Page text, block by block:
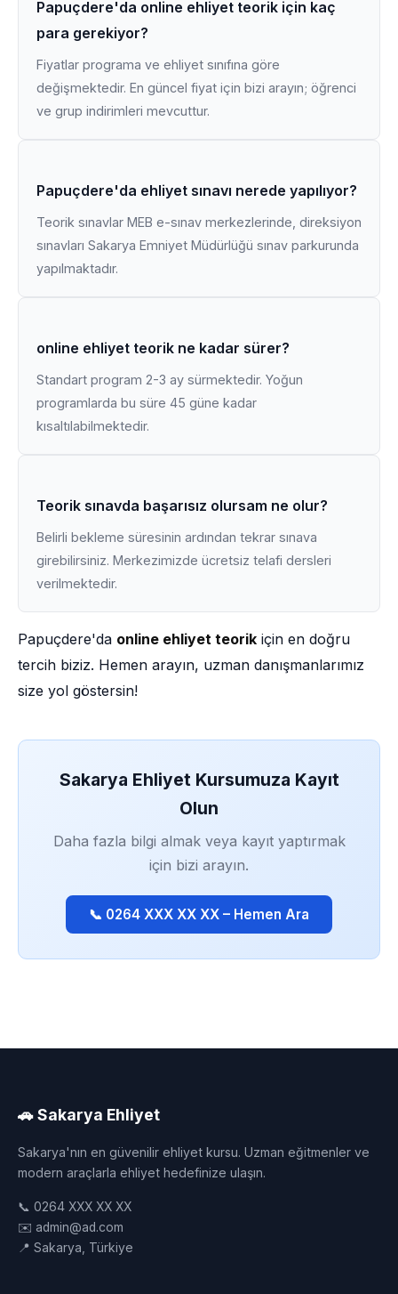
Papuçdere'da online ehliyet teorik için kaç
para gerekiyor?
Fiyatlar programa ve ehliyet sınıfına göre
değişmektedir. En güncel fiyat için bizi arayın; öğrenci
ve grup indirimleri mevcuttur.
Papuçdere'da ehliyet sınavı nerede yapılıyor?
Teorik sınavlar MEB e-sınav merkezlerinde, direksiyon
sınavları Sakarya Emniyet Müdürlüğü sınav parkurunda
yapılmaktadır.
online ehliyet teorik ne kadar sürer?
Standart program 2-3 ay sürmektedir. Yoğun
programlarda bu süre 45 güne kadar
kısaltılabilmektedir.
Teorik sınavda başarısız olursam ne olur?
Belirli bekleme süresinin ardından tekrar sınava
girebilirsiniz. Merkezimizde ücretsiz telafi dersleri
verilmektedir.
Papuçdere'da online ehliyet teorik için en doğru
tercih biziz. Hemen arayın, uzman danışmanlarımız
size yol göstersin!
Sakarya Ehliyet Kursumuza Kayıt
Olun
Daha fazla bilgi almak veya kayıt yaptırmak
için bizi arayın.
📞 0264 XXX XX XX – Hemen Ara
🚗 Sakarya Ehliyet
Sakarya'nın en güvenilir ehliyet kursu. Uzman eğitmenler ve
modern araçlarla ehliyet hedefinize ulaşın.
📞 0264 XXX XX XX
✉️ admin@ad.com
📍 Sakarya, Türkiye